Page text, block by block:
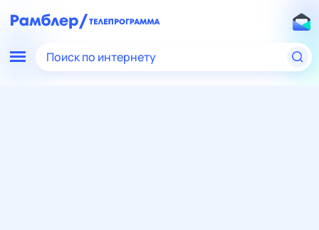
Поиск по интернету